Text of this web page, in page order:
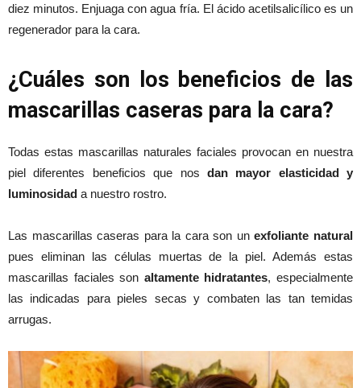
diez minutos. Enjuaga con agua fría. El ácido acetilsalicílico es un
regenerador para la cara.
¿Cuáles son los beneficios de las
mascarillas caseras para la cara?
Todas estas mascarillas naturales faciales provocan en nuestra
piel diferentes beneficios que nos dan mayor elasticidad y
luminosidad a nuestro rostro.
Las mascarillas caseras para la cara son unexfoliante natural
pues eliminan las células muertas de la piel. Además estas
mascarillas faciales son altamente hidratantes, especialmente
las indicadas para pieles secas y combaten las tan temidas
arrugas.